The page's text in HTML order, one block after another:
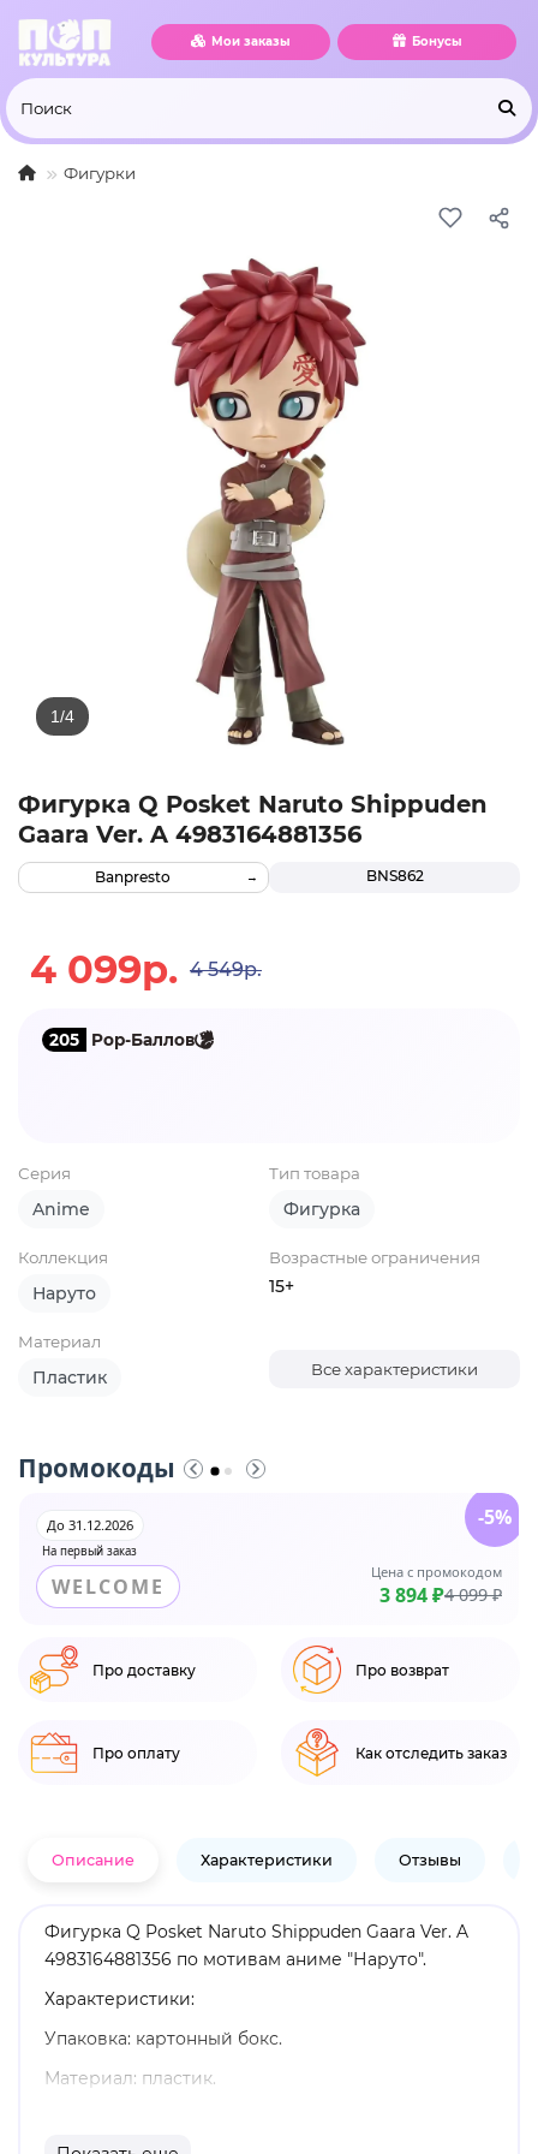
Мои заказы Бонусы
Фигурки
Фигурка Q Posket Naruto Shippuden
Gaara Ver. A 4983164881356
BNS862
Banpresto
4 099р. 4 549р.
205 Pop-Баллов
Серия
Anime
Тип товара
Фигурка
Коллекция
Наруто
Возрастные ограничения
15+
Материал
Пластик Все характеристики
Промокоды
На первый заказ
До 31.12.2026
WELCOME
Цена с промокодом
3 894 ₽4 099 ₽
-5%
Про доставку Про возврат
Про оплату Как отследить заказ
Описание Характеристики Отзывы
Фигурка Q Posket Naruto Shippuden Gaara Ver. A
4983164881356 по мотивам аниме "Наруто".
Характеристики:
Упаковка: картонный бокс.
Материал: пластик.